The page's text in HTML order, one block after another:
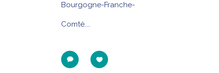
Bourgogne-Franche-
Comté....